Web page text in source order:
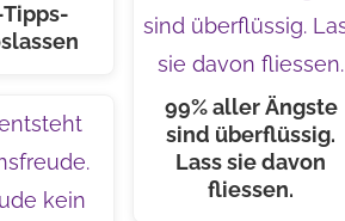
99% aller Ängste
sind überflüssig.
Lass sie davon
fliessen.